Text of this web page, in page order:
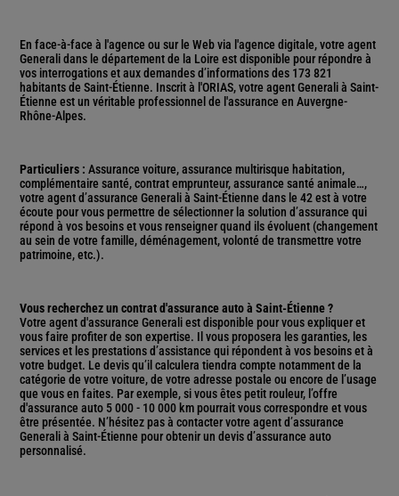
En face-à-face à l'agence ou sur le Web via l'agence digitale, votre agent
Generali dans le département de la Loire est disponible pour répondre à
vos interrogations et aux demandes d’informations des 173 821
habitants de Saint-Étienne. Inscrit à l'ORIAS, votre agent Generali à Saint-
Étienne est un véritable professionnel de l'assurance en Auvergne-
Rhône-Alpes.
Particuliers : Assurance voiture, assurance multirisque habitation,
complémentaire santé, contrat emprunteur, assurance santé animale…,
votre agent d’assurance Generali à Saint-Étienne dans le 42 est à votre
écoute pour vous permettre de sélectionner la solution d’assurance qui
répond à vos besoins et vous renseigner quand ils évoluent (changement
au sein de votre famille, déménagement, volonté de transmettre votre
patrimoine, etc.).
Vous recherchez un contrat d'assurance auto à Saint-Étienne ?
Votre agent d'assurance Generali est disponible pour vous expliquer et
vous faire profiter de son expertise. Il vous proposera les garanties, les
services et les prestations d’assistance qui répondent à vos besoins et à
votre budget. Le devis qu’il calculera tiendra compte notamment de la
catégorie de votre voiture, de votre adresse postale ou encore de l’usage
que vous en faites. Par exemple, si vous êtes petit rouleur, l’offre
d'assurance auto 5 000 - 10 000 km pourrait vous correspondre et vous
être présentée. N’hésitez pas à contacter votre agent d’assurance
Generali à Saint-Étienne pour obtenir un devis d’assurance auto
personnalisé.